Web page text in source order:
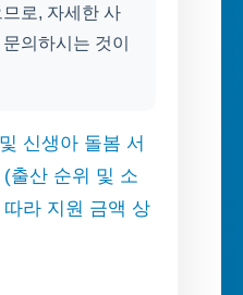
로, 자세한 사
의하시는 것이
신생아 돌봄 서
출산 순위 및 소
라 지원 금액 상